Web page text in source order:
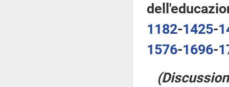
1182-1425-
1576-1696-